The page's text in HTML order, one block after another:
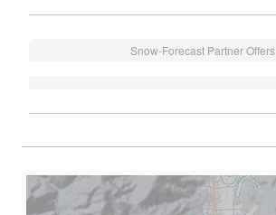
Snow-Forecast Partner Offers